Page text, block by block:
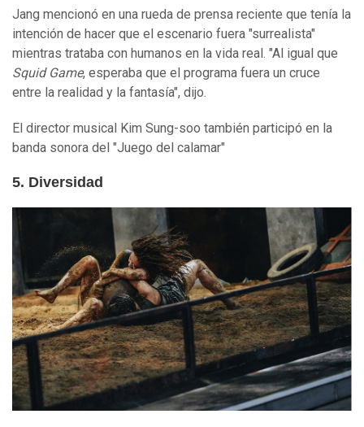
Jang mencionó en una rueda de prensa reciente que tenía la
intención de hacer que el escenario fuera "surrealista"
mientras trataba con humanos en la vida real. "Al igual que
Squid Game, esperaba que el programa fuera un cruce
entre la realidad y la fantasía", dijo.
El director musical Kim Sung-soo también participó en la
banda sonora del "Juego del calamar"
5. Diversidad